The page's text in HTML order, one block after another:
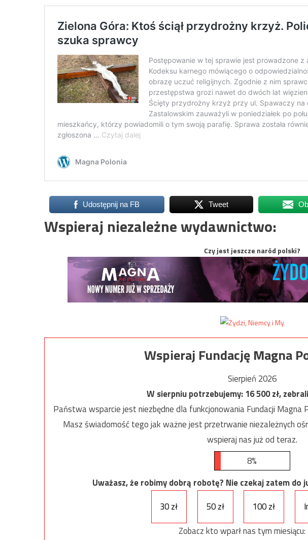
Udostępnij na FB Tweet
Wspieraj niezależne wydawnictwo:
Czy jest jeszcze naród polski?
Wspieraj Fundację Magna
Sierpień 2026
W sierpniu potrzebujemy:16 500zł,
Państwa wsparcie jest niezbędne dla funkcjonowania Fundacji Magna
Masz świadomość tego jak ważne jest przetrwanie niezależnych
wspieraj nas już od teraz.
8%
Uważasz, że robimy dobrą robotę? Nie czekaj zatem do
30 zł
50 zł 100 zł
Zobacz kto wparł nas tym miesiącu: